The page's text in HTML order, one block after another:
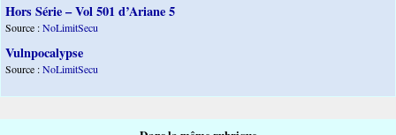
Hors Série – Vol 501 d’Ariane 5
Source :NoLimitSecu
Vulnpocalypse
Source :NoLimitSecu